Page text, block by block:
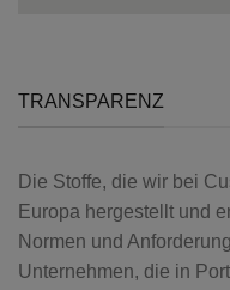
TRANSPARENZ
Die Stoffe, die wir bei
Europa hergestellt und
Normen und
Unternehmen, die in